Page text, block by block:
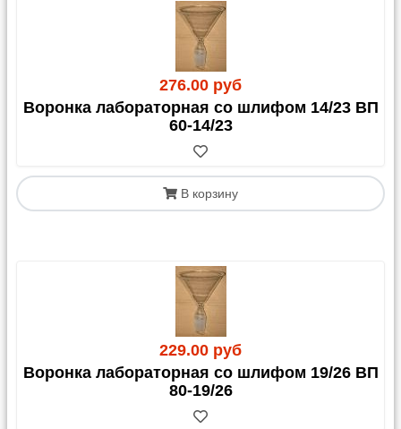
276.00 руб
Воронка лабораторная со шлифом 14/23 ВП
60-14/23
В корзину
229.00 руб
Воронка лабораторная со шлифом 19/26 ВП
80-19/26